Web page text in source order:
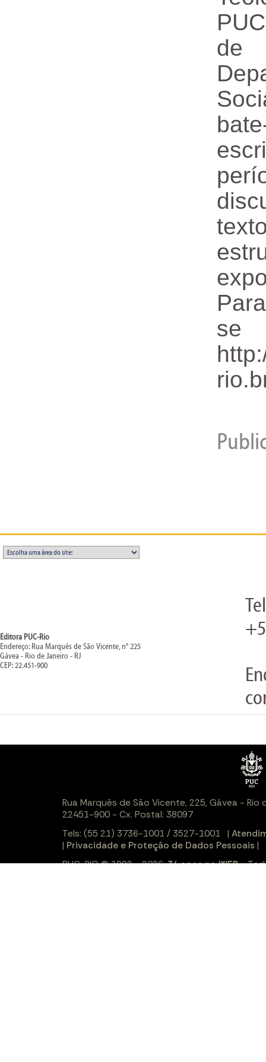
de
se
Editora PUC-Rio
Endereço: Rua Marquês de São Vicente, n° 225
Gávea - Rio de Janeiro - RJ
CEP: 22.451-900